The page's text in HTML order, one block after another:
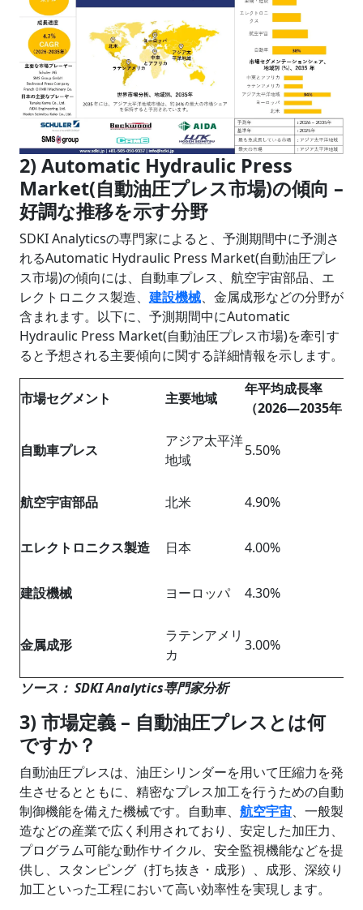
2) Automatic Hydraulic Press
Market(自動油圧プレス市場)の傾向 –
好調な推移を示す分野
SDKI Analyticsの専門家によると、予測期間中に予測さ
れるAutomatic Hydraulic Press Market(自動油圧プレ
ス市場)の傾向には、自動車プレス、航空宇宙部品、エ
レクトロニクス製造、 建設機械、金属成形などの分野が
含まれます。以下に、予測期間中にAutomatic
Hydraulic Press Market(自動油圧プレス市場)を牽引す
ると予想される主要傾向に関する詳細情報を示します。
市場セグメント 主要地域
年平均成長率
（2026―2035年）
自動車プレス
アジア太平洋
地域
5.50%
航空宇宙部品 北米 4.90%
エレクトロニクス製造 日本 4.00%
建設機械 ヨーロッパ 4.30%
金属成形
ラテンアメリ
カ
3.00%
ソース： SDKI Analytics専門家分析
3) 市場定義 – 自動油圧プレスとは何
ですか？
自動油圧プレスは、油圧シリンダーを用いて圧縮力を発
生させるとともに、精密なプレス加工を行うための自動
制御機能を備えた機械です。自動車、 航空宇宙、一般製
造などの産業で広く利用されており、安定した加圧力、
プログラム可能な動作サイクル、安全監視機能などを提
供し、スタンピング（打ち抜き・成形）、成形、深絞り
加工といった工程において高い効率性を実現します。